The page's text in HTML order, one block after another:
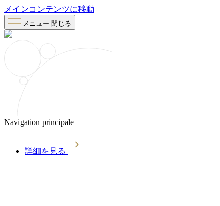
メインコンテンツに移動
メニュー 閉じる
Navigation principale
詳細を見る